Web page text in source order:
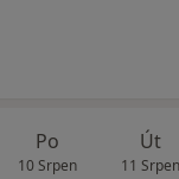
Po
10 Srpen
Út
11 Srpen